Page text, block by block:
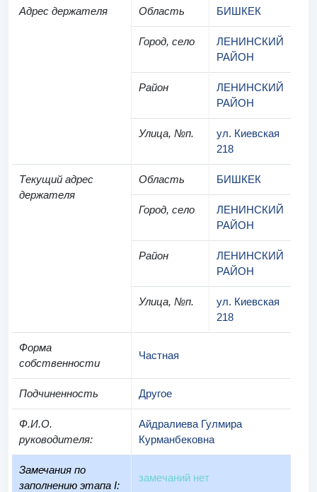
Адрес держателя Область БИШКЕК
Город, село
ЛЕНИНСКИЙ
РАЙОН
Район
ЛЕНИНСКИЙ
РАЙОН
Улица, №п.
ул. Киевская
218
Текущий адрес
держателя
Область БИШКЕК
Город, село
ЛЕНИНСКИЙ
РАЙОН
Район
ЛЕНИНСКИЙ
РАЙОН
Улица, №п.
ул. Киевская
218
Форма
собственности
Частная
Подчиненность Другое
Ф.И.О.
руководителя:
Айдралиева Гулмира
Курманбековна
Замечания по
заполнению этапа I:
замечаний нет